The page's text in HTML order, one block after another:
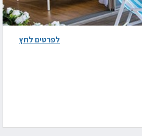
לפרטים לחץ